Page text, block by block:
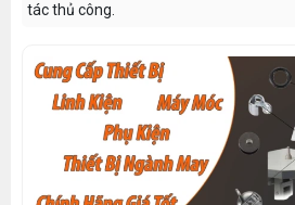
tác thủ công.